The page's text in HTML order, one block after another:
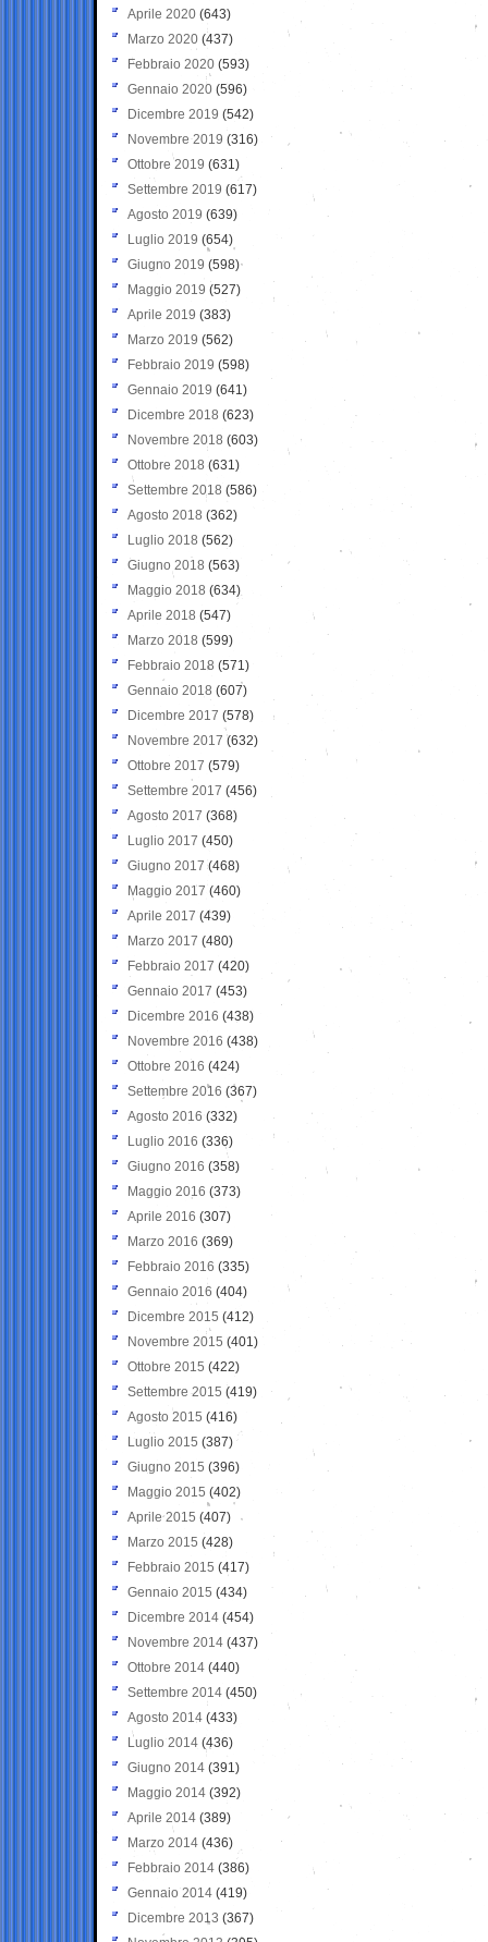
Aprile 2020 (643)
Marzo 2020 (437)
Febbraio 2020 (593)
Gennaio 2020 (596)
Dicembre 2019 (542)
Novembre 2019 (316)
Ottobre 2019 (631)
Settembre 2019 (617)
Agosto 2019 (639)
Luglio 2019 (654)
Giugno 2019 (598)
Maggio 2019 (527)
Aprile 2019 (383)
Marzo 2019 (562)
Febbraio 2019 (598)
Gennaio 2019 (641)
Dicembre 2018 (623)
Novembre 2018 (603)
Ottobre 2018 (631)
Settembre 2018 (586)
Agosto 2018 (362)
Luglio 2018 (562)
Giugno 2018 (563)
Maggio 2018 (634)
Aprile 2018 (547)
Marzo 2018 (599)
Febbraio 2018 (571)
Gennaio 2018 (607)
Dicembre 2017 (578)
Novembre 2017 (632)
Ottobre 2017 (579)
Settembre 2017 (456)
Agosto 2017 (368)
Luglio 2017 (450)
Giugno 2017 (468)
Maggio 2017 (460)
Aprile 2017 (439)
Marzo 2017 (480)
Febbraio 2017 (420)
Gennaio 2017 (453)
Dicembre 2016 (438)
Novembre 2016 (438)
Ottobre 2016 (424)
Settembre 2016 (367)
Agosto 2016 (332)
Luglio 2016 (336)
Giugno 2016 (358)
Maggio 2016 (373)
Aprile 2016 (307)
Marzo 2016 (369)
Febbraio 2016 (335)
Gennaio 2016 (404)
Dicembre 2015 (412)
Novembre 2015 (401)
Ottobre 2015 (422)
Settembre 2015 (419)
Agosto 2015 (416)
Luglio 2015 (387)
Giugno 2015 (396)
Maggio 2015 (402)
Aprile 2015 (407)
Marzo 2015 (428)
Febbraio 2015 (417)
Gennaio 2015 (434)
Dicembre 2014 (454)
Novembre 2014 (437)
Ottobre 2014 (440)
Settembre 2014 (450)
Agosto 2014 (433)
Luglio 2014 (436)
Giugno 2014 (391)
Maggio 2014 (392)
Aprile 2014 (389)
Marzo 2014 (436)
Febbraio 2014 (386)
Gennaio 2014 (419)
Dicembre 2013 (367)